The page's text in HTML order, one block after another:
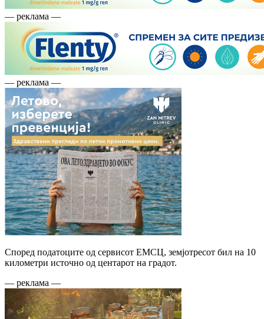
— реклама —
— реклама —
Според податоците од сервисот ЕМСЦ, земјотресот бил на 10
километри источно од центарот на градот.
— реклама —